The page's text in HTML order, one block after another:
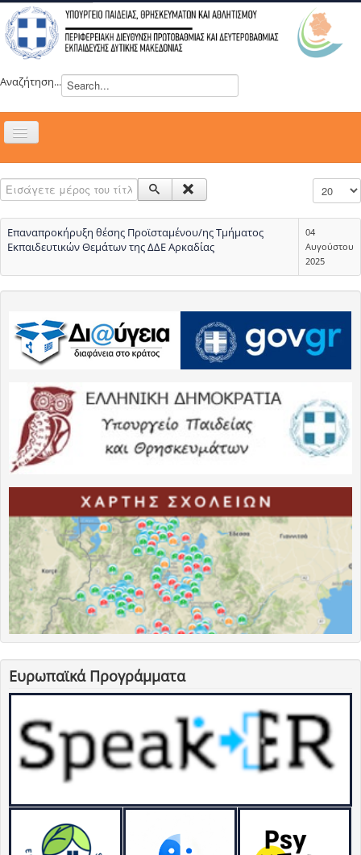
Αναζήτηση...
Εναλλαγή
ΝΕΑ
ΣΥΜΒΟΥΛΙΑ
ΕΥΡΩΠΑΪΚΑ ΠΡΟΓΡΑΜΜΑΤΑ
ΜΑΘΗΤΕΙΑ
ΕΠΙΚΟΙΝΩΝΙΑ
ΕΞ ΑΠΟΣΤΑΣΕΩΣ ΕΚΠΑΙΔΕΥΣΗ
Εισάγετε μέρος του τίτλου.
Επαναπροκήρυξη θέσης Προϊσταμένου/ης Τμήματος
Εκπαιδευτικών Θεμάτων της ΔΔΕ Αρκαδίας
04
Αυγούστου
2025
Ευρωπαϊκά Προγράμματα